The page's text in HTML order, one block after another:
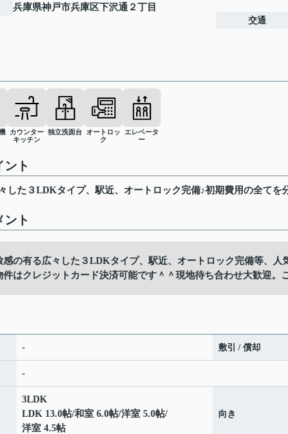
兵庫県神戸市兵庫区下沢通 ２丁目
交通
カウンター
キッチン
独立洗面台
オートロッ
ク
エレベータ
ー
ント
した３LDKタイプ、駅近、オートロック完備♪初期費用の全てを
ント
感の有る広々した３LDKタイプ、駅近、オートロック完備等、
件はクレジットカード決済可能です＾＾現地待ち合わせ大歓迎。
- 敷引 / 償却
-
3LDK
LDK 13.0帖/和室 6.0帖/洋室 5.0帖/
洋室 4.5帖
向き